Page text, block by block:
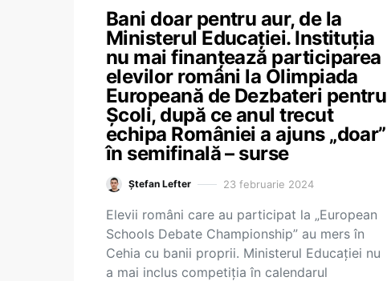
Bani doar pentru aur, de la
Ministerul Educației. Instituția
nu mai finanțează participarea
elevilor români la Olimpiada
Europeană de Dezbateri pentru
Școli, după ce anul trecut
echipa României a ajuns „doar”
în semifinală – surse
Ștefan Lefter 23 februarie 2024
Elevii români care au participat la „European
Schools Debate Championship” au mers în
Cehia cu banii proprii. Ministerul Educației nu
a mai inclus competiția în calendarul